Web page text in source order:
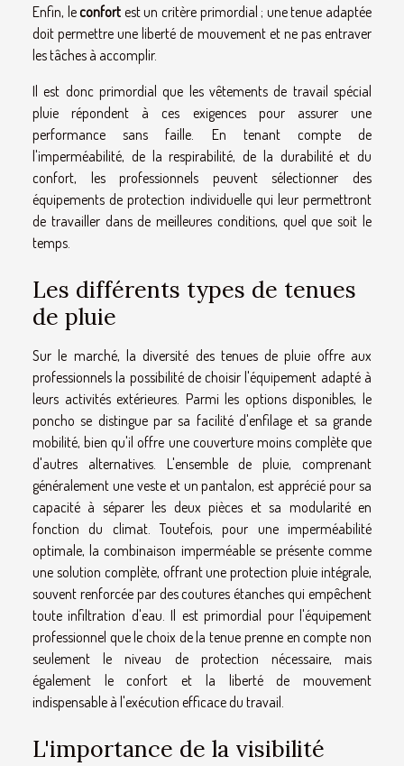
Enfin, leconfort est un critère primordial ; une tenue adaptée
doit permettre une liberté de mouvement et ne pas entraver
les tâches à accomplir.
Il est donc primordial que les vêtements de travail spécial
pluie répondent à ces exigences pour assurer une
performance sans faille. En tenant compte de
l'imperméabilité, de la respirabilité, de la durabilité et du
confort, les professionnels peuvent sélectionner des
équipements de protection individuelle qui leur permettront
de travailler dans de meilleures conditions, quel que soit le
temps.
Les différents types de tenues
de pluie
Sur le marché, la diversité des tenues de pluie offre aux
professionnels la possibilité de choisir l'équipement adapté à
leurs activités extérieures. Parmi les options disponibles, le
poncho se distingue par sa facilité d'enfilage et sa grande
mobilité, bien qu'il offre une couverture moins complète que
d'autres alternatives. L'ensemble de pluie, comprenant
généralement une veste et un pantalon, est apprécié pour sa
capacité à séparer les deux pièces et sa modularité en
fonction du climat. Toutefois, pour une imperméabilité
optimale, la combinaison imperméable se présente comme
une solution complète, offrant une protection pluie intégrale,
souvent renforcée par des coutures étanches qui empêchent
toute infiltration d'eau. Il est primordial pour l'équipement
professionnel que le choix de la tenue prenne en compte non
seulement le niveau de protection nécessaire, mais
également le confort et la liberté de mouvement
indispensable à l'exécution efficace du travail.
L'importance de la visibilité